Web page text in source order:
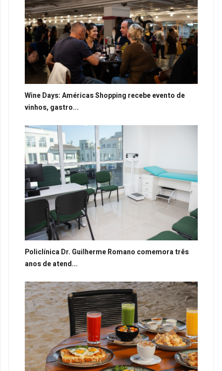
Wine Days: Américas Shopping recebe evento de
vinhos, gastro...
Policlínica Dr. Guilherme Romano comemora três
anos de atend...